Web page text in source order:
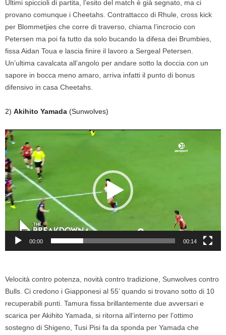
Ultimi spiccioli di partita, l’esito del match è già segnato, ma ci
provano comunque i Cheetahs. Contrattacco di Rhule, cross kick
per Blommetjies che corre di traverso, chiama l’incrocio con
Petersen ma poi fa tutto da solo bucando la difesa dei Brumbies,
fissa Aidan Toua e lascia finire il lavoro a Sergeal Petersen.
Un’ultima cavalcata all’angolo per andare sotto la doccia con un
sapore in bocca meno amaro, arriva infatti il punto di bonus
difensivo in casa Cheetahs.
2) Akihito Yamada (Sunwolves)
Video
Player
00:00 00:14
Velocità contro potenza, novità contro tradizione, Sunwolves contro
Bulls. Ci credono i Giapponesi al 55’ quando si trovano sotto di 10
recuperabili punti. Tamura fissa brillantemente due avversari e
scarica per Akihito Yamada, si ritorna all’interno per l’ottimo
sostegno di Shigeno, Tusi Pisi fa da sponda per Yamada che